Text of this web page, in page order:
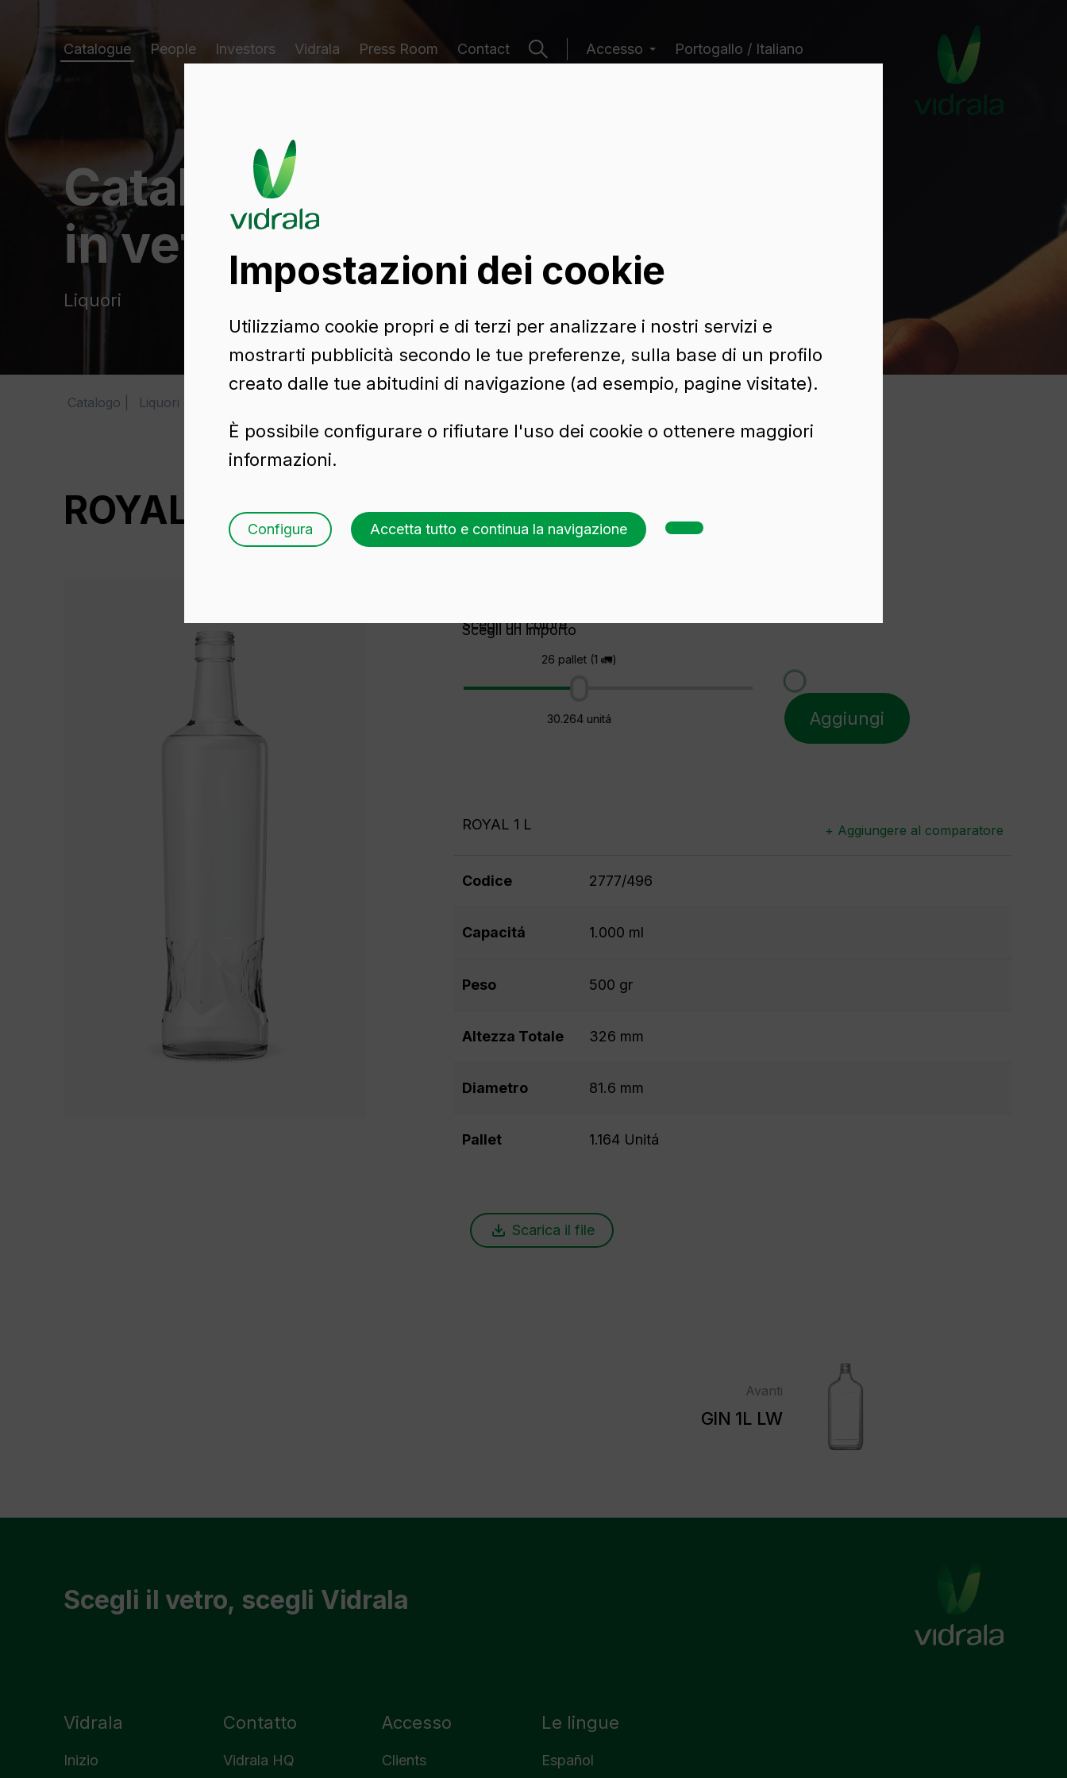
Catalogue People Investors Vidrala Press Room Contact Accesso Portogallo / Italiano
Catalogo di contenitori
in vetro
Liquori
Catalogo Liquori
ROYAL 1 L
Scegli un importo
26 pallet (1 🚛)
30.264 unitá
Scegli un colore
Aggiungi
ROYAL 1 L + Aggiungere al comparatore
Codice 2777/496
Capacitá 1.000 ml
Peso 500 gr
Altezza Totale 326 mm
Diametro 81.6 mm
Pallet 1.164 Unitá
Scarica il file
Avanti
GIN 1L LW
Scegli il vetro, scegli Vidrala
Vidrala
Inizio
Contatto
Vidrala HQ
Accesso
Clients
Le lingue
Español
Impostazioni dei cookie
Utilizziamo cookie propri e di terzi per analizzare i nostri servizi e
mostrarti pubblicità secondo le tue preferenze, sulla base di un profilo
creato dalle tue abitudini di navigazione (ad esempio, pagine visitate).
È possibile configurare o rifiutare l'uso dei cookie o ottenere maggiori
informazioni.
Configura Accetta tutto e continua la navigazione